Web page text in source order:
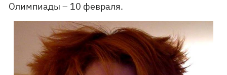
Олимпиады – 10 февраля.